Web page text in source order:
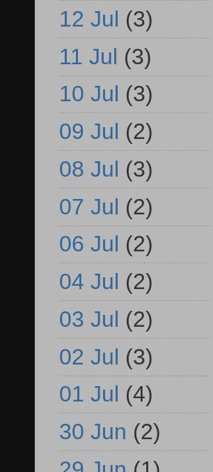
12 Jul (3)
11 Jul (3)
10 Jul (3)
09 Jul (2)
08 Jul (3)
07 Jul (2)
06 Jul (2)
04 Jul (2)
03 Jul (2)
02 Jul (3)
01 Jul (4)
30 Jun (2)